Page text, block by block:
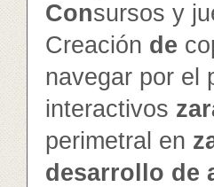
Consursos y
Creación de
navegar por el
interactivos
perimetral en
desarrollo de